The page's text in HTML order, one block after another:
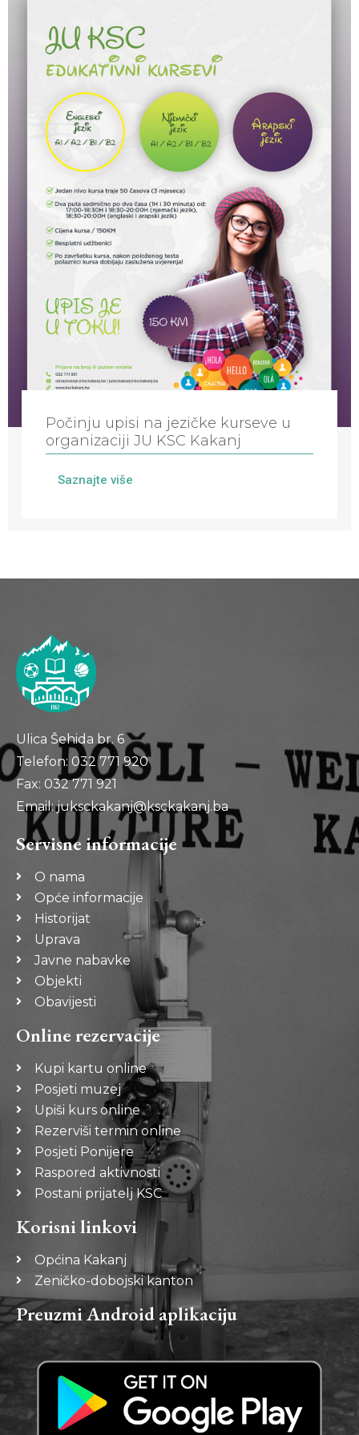
Počinju upisi na jezičke kurseve u
organizaciji JU KSC Kakanj
Saznajte više
Ulica Šehida br. 6
Telefon: 032 771 920
Fax: 032 771 921
Email: juksckakanj@ksckakanj.ba
Servisne informacije
O nama
Opće informacije
Historijat
Uprava
Javne nabavke
Objekti
Obavijesti
Online rezervacije
Kupi kartu online
Posjeti muzej
Upiši kurs online
Rezerviši termin online
Posjeti Ponijere
Raspored aktivnosti
Postani prijatelj KSC
Korisni linkovi
Općina Kakanj
Zeničko-dobojski kanton
Preuzmi Android aplikaciju